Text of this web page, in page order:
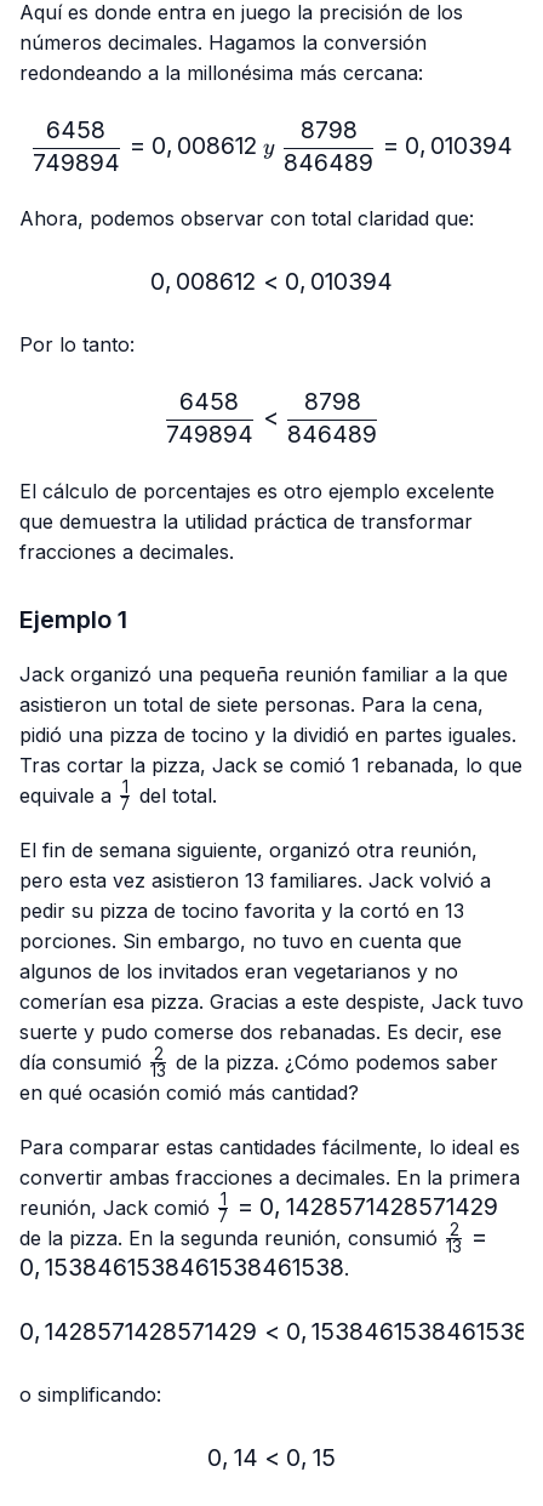
Aquí es donde entra en juego la precisión de los
números decimales. Hagamos la conversión
redondeando a la millonésima más cercana:
749894
6458
= 0, 008612 y 846489
8798
= 0, 010394
Ahora, podemos observar con total claridad que:
0,008612 < 0,010394
0, 008612 < 0, 010394
Por lo tanto:
\frac{6458}{749894} <
749894
6458
<
846489
8798
El cálculo de porcentajes es otro ejemplo excelente
que demuestra la utilidad práctica de transformar
fracciones a decimales.
Ejemplo 1
Jack organizó una pequeña reunión familiar a la que
asistieron un total de siete personas. Para la cena,
pidió una pizza de tocino y la dividió en partes iguales.
Tras cortar la pizza, Jack se comió 1 rebanada, lo que
equivale a \frac{1}
7
1 del total.
El fin de semana siguiente, organizó otra reunión,
pero esta vez asistieron 13 familiares. Jack volvió a
pedir su pizza de tocino favorita y la cortó en 13
porciones. Sin embargo, no tuvo en cuenta que
algunos de los invitados eran vegetarianos y no
comerían esa pizza. Gracias a este despiste, Jack tuvo
suerte y pudo comerse dos rebanadas. Es decir, ese
día consumió \frac{2}
{13}
13
2
de la pizza. ¿Cómo podemos saber
en qué ocasión comió más cantidad?
Para comparar estas cantidades fácilmente, lo ideal es
convertir ambas fracciones a decimales. En la primera
reunión, Jack comió \frac{1}
{7}=0,1428571428571429
7
1 = 0, 1428571428571429
de la pizza. En la segunda reunión, consumió \frac{2}
13
2
=
0, 1538461538461538461538.
0,1428571428571429 <
0, 1428571428571429 < 0, 1538461538461538
o simplificando:
0,14 < 0,15
0, 14 < 0, 15